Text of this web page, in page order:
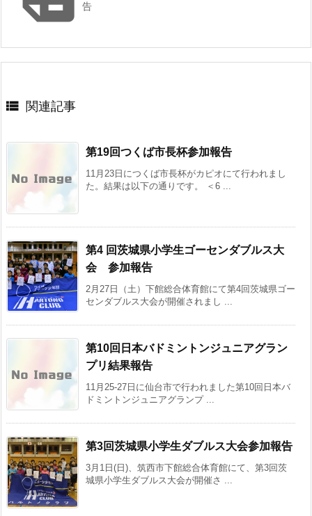
告
 関連記事
第19回つくば市長杯参加報告
11月23日につくば市長杯がカピオにて行われまし
た。結果は以下の通りです。 ＜6 ...
第4 回茨城県小学生ゴーセンダブルス大
会 参加報告
2月27日（土）下館総合体育館にて第4回茨城県ゴー
センダブルス大会が開催されまし ...
第10回日本バドミントンジュニアグラン
プリ結果報告
11月25-27日に仙台市で行われました第10回日本バ
ドミントンジュニアグランプ ...
第3回茨城県小学生ダブルス大会参加報告
3月1日(日)、筑西市下館総合体育館にて、第3回茨
城県小学生ダブルス大会が開催さ ...